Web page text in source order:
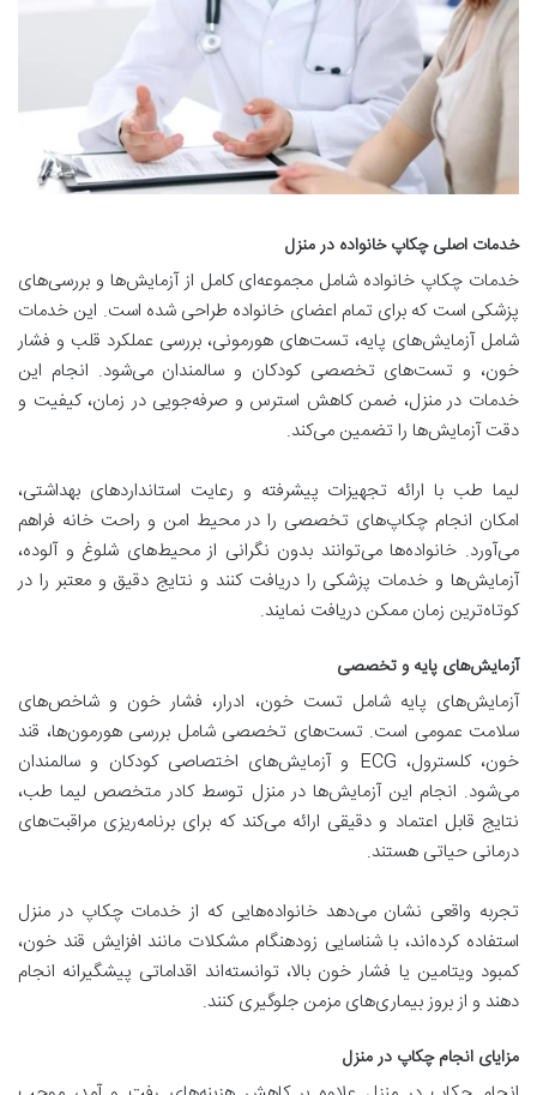
خدمات اصلی چکاپ خانواده در منزل
خدمات چکاپ خانواده شامل مجموعه‌ای کامل از آزمایش‌ها و بررسی‌های
پزشکی است که برای تمام اعضای خانواده طراحی شده است. این خدمات
شامل آزمایش‌های پایه، تست‌های هورمونی، بررسی عملکرد قلب و فشار
خون، و تست‌های تخصصی کودکان و سالمندان می‌شود. انجام این
خدمات در منزل، ضمن کاهش استرس و صرفه‌جویی در زمان، کیفیت و
دقت آزمایش‌ها را تضمین می‌کند.
لیما طب با ارائه تجهیزات پیشرفته و رعایت استانداردهای بهداشتی،
امکان انجام چکاپ‌های تخصصی را در محیط امن و راحت خانه فراهم
می‌آورد. خانواده‌ها می‌توانند بدون نگرانی از محیط‌های شلوغ و آلوده،
آزمایش‌ها و خدمات پزشکی را دریافت کنند و نتایج دقیق و معتبر را در
کوتاه‌ترین زمان ممکن دریافت نمایند.
آزمایش‌های پایه و تخصصی
آزمایش‌های پایه شامل تست خون، ادرار، فشار خون و شاخص‌های
سلامت عمومی است. تست‌های تخصصی شامل بررسی هورمون‌ها، قند
خون، کلسترول، ECG و آزمایش‌های اختصاصی کودکان و سالمندان
می‌شود. انجام این آزمایش‌ها در منزل توسط کادر متخصص لیما طب،
نتایج قابل اعتماد و دقیقی ارائه می‌کند که برای برنامه‌ریزی مراقبت‌های
درمانی حیاتی هستند.
تجربه واقعی نشان می‌دهد خانواده‌هایی که از خدمات چکاپ در منزل
استفاده کرده‌اند، با شناسایی زودهنگام مشکلات مانند افزایش قند خون،
کمبود ویتامین یا فشار خون بالا، توانسته‌اند اقداماتی پیشگیرانه انجام
دهند و از بروز بیماری‌های مزمن جلوگیری کنند.
مزایای انجام چکاپ در منزل